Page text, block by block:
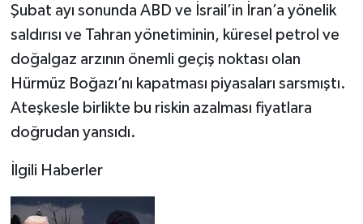
Şubat ayı sonunda ABD ve İsrail’in İran’a yönelik
saldırısı ve Tahran yönetiminin, küresel petrol ve
doğalgaz arzının önemli geçiş noktası olan
Hürmüz Boğazı’nı kapatması piyasaları sarsmıştı.
Ateşkesle birlikte bu riskin azalması fiyatlara
doğrudan yansıdı.
İlgili Haberler